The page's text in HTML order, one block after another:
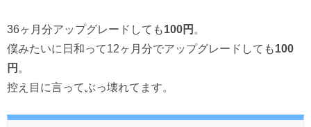
36ヶ月分アップグレードしても100円
僕みたいに日和って12ヶ月分でアップグレードしても100
円
控え目に言ってぶっ壊れてます。